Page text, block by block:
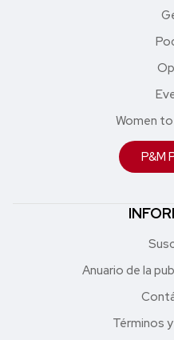
Women
P&M
Anuario de la
Términos